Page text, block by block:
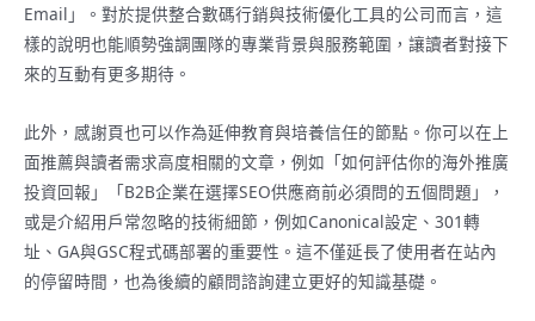
Email」。對於提供整合數碼行銷與技術優化工具的公司而言，這
樣的說明也能順勢強調團隊的專業背景與服務範圍，讓讀者對接下
來的互動有更多期待。
此外，感謝頁也可以作為延伸教育與培養信任的節點。你可以在上
面推薦與讀者需求高度相關的文章，例如「如何評估你的海外推廣
投資回報」「B2B企業在選擇SEO供應商前必須問的五個問題」，
或是介紹用戶常忽略的技術細節，例如Canonical設定、301轉
址、GA與GSC程式碼部署的重要性。這不僅延長了使用者在站內
的停留時間，也為後續的顧問諮詢建立更好的知識基礎。